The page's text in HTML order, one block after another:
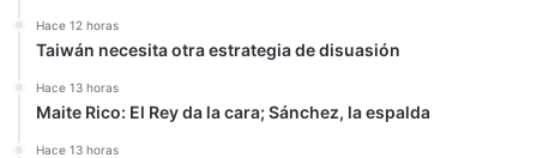
Hace 12 horas
Taiwán necesita otra estrategia de disuasión
Hace 13 horas
Maite Rico: El Rey da la cara; Sánchez, la espalda
Hace 13 horas